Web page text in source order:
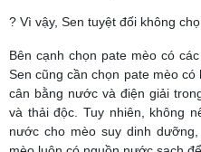
? Vì vậy, Sen tuyệt đối không
Bên cạnh chọn pate mèo có
Sen cũng cần chọn pate mèo
cân bằng nước và điện giải
và thải độc. Tuy nhiên, không
nước cho mèo suy dinh